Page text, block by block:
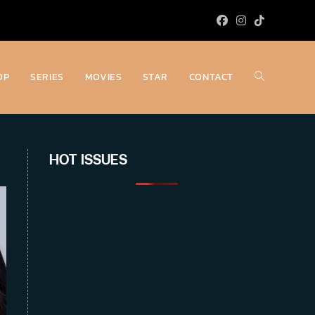
SERIES MOVIES STAR CONTACT Toggle
HOT ISSUES